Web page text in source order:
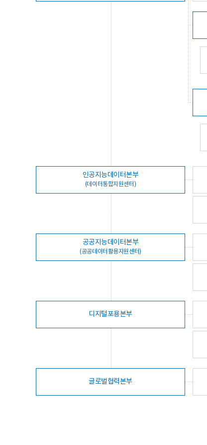
인공지능데이터본부
(데이터통합지원센터)
공공지능데이터본부
(공공데이터활용지원센터)
디지털포용본부
글로벌협력본부